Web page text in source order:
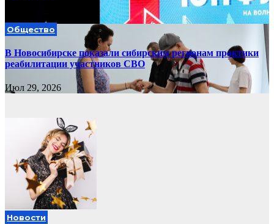
Общество
В Новосибирске показали сибирским регионам практики
реабилитации участников СВО
Июл 29, 2026
Новости